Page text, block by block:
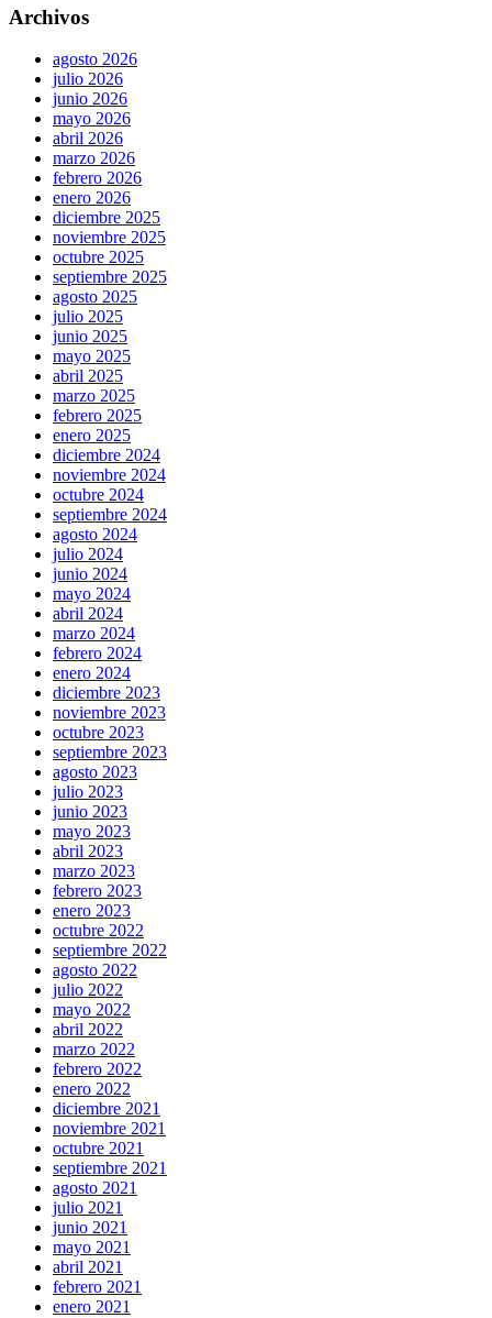
Archivos
agosto 2026
julio 2026
junio 2026
mayo 2026
abril 2026
marzo 2026
febrero 2026
enero 2026
diciembre 2025
noviembre 2025
octubre 2025
septiembre 2025
agosto 2025
julio 2025
junio 2025
mayo 2025
abril 2025
marzo 2025
febrero 2025
enero 2025
diciembre 2024
noviembre 2024
octubre 2024
septiembre 2024
agosto 2024
julio 2024
junio 2024
mayo 2024
abril 2024
marzo 2024
febrero 2024
enero 2024
diciembre 2023
noviembre 2023
octubre 2023
septiembre 2023
agosto 2023
julio 2023
junio 2023
mayo 2023
abril 2023
marzo 2023
febrero 2023
enero 2023
octubre 2022
septiembre 2022
agosto 2022
julio 2022
mayo 2022
abril 2022
marzo 2022
febrero 2022
enero 2022
diciembre 2021
noviembre 2021
octubre 2021
septiembre 2021
agosto 2021
julio 2021
junio 2021
mayo 2021
abril 2021
febrero 2021
enero 2021